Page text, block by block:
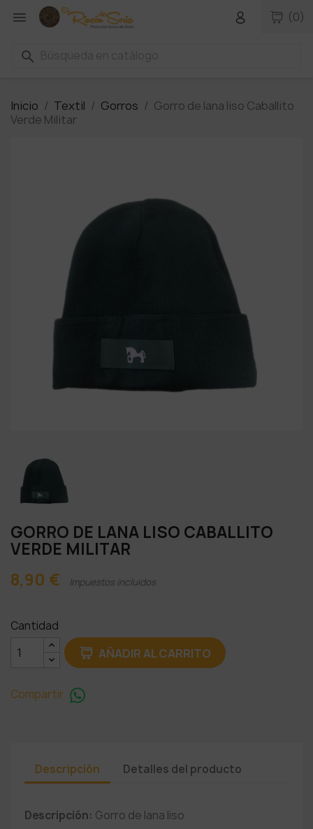
 (0)
search
Inicio Textil Gorros
Gorro de lana liso Caballito
Verde Militar
GORRO DE LANA LISO CABALLITO
VERDE MILITAR
8,90 €
Impuestos incluidos
Cantidad
AÑADIR AL CARRITO
Compartir
Descripción Detalles del producto
Descripción: Gorro de lana liso